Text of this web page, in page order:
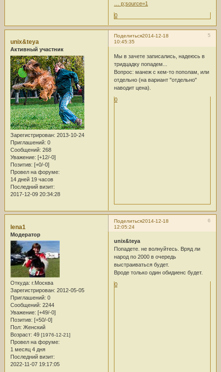
… p;source=1
0
Поделиться 5
2014-12-18
10:45:35
unix&teya
Активный участник
Зарегистрирован: 2013-10-24
Приглашений: 0
Сообщений: 268
Уважение: [+12/-0]
Позитив: [+0/-0]
Провел на форуме:
14 дней 19 часов
Последний визит:
2017-12-09 20:34:28
Мы в зачете записались, надеюсь в
тридцадку попадем...
Вопрос: манеж с кем-то пополам, или
отдельно (на вариант "отдельно"
наводит цена).
0
Поделиться 6
2014-12-18
12:05:24
lena1
Модератор
Откуда: г.Москва
Зарегистрирован: 2012-05-05
Приглашений: 0
Сообщений: 2244
Уважение: [+49/-0]
Позитив: [+50/-0]
Пол: Женский
Возраст: 49 [1976-12-21]
Провел на форуме:
1 месяц 4 дня
Последний визит:
2022-11-07 19:17:05
unix&teya
Попадете. не волнуйтесь. Вряд ли
народ по 2000 в очередь
выстраиваться будет.
Вроде только один обидиенс будет.
0